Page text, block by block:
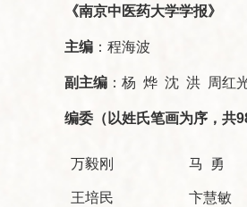
《南京中医药大学学报》
主编 ：程海波
副主编 ：杨 烨 沈 洪 周红
编委（以姓氏笔画为序，共
万毅刚 马 勇
王培民 卞慧敏